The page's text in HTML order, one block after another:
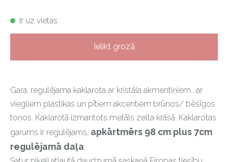
Ir uz vietas
Ielikt grozā
Gara, regulējama kaklarota ar kristāla akmentiņiem., ar
viegliem plastikas un pītiem akcentiem brūnos/ bēšīgos
toņos. Kaklarotā izmantots metāls zelta krāsā. Kaklarotas
garums ir regulējams, apkārtmērs 98 cm plus 7cm
regulējamā daļa